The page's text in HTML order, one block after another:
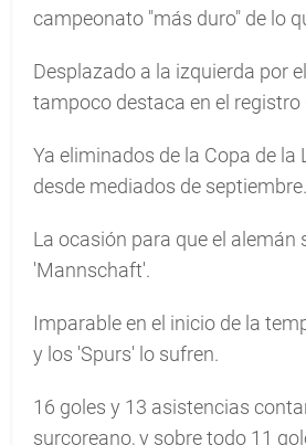
campeonato "más duro" de lo
Desplazado a la izquierda por
tampoco destaca en el registro
Ya eliminados de la Copa de la
desde mediados de septiembre.
La ocasión para que el alemán
'Mannschaft'.
Imparable en el inicio de la
y los 'Spurs' lo sufren.
16 goles y 13 asistencias
surcoreano, y sobre todo 11